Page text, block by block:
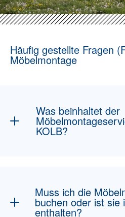
Häufig gestellte Fragen
Möbelmontage
Was beinhaltet der
KOLB?
Wir kümmern uns um
Möbel im alten
Muss ich die
buchen oder ist sie
enthalten?